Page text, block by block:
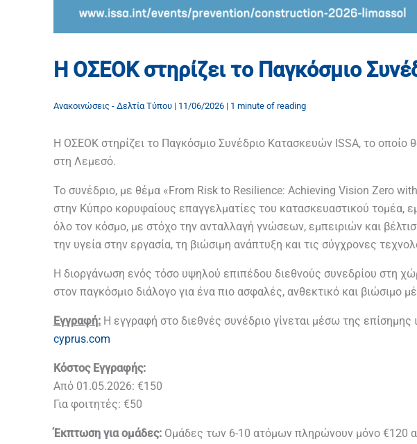
Η ΟΣΕΟΚ στηρίζει το Παγκόσμιο
Ανακοινώσεις - Δελτία Τύπου | 11/06/2026 | 1 minute of reading
Η ΟΣΕΟΚ στηρίζει το Παγκόσμιο Συνέδριο Κατασκευών ISSA, το οποίο
στη Λεμεσό.
Το συνέδριο, με θέμα «From Risk to Resilience: Achieving Vision Zero
στην Κύπρο κορυφαίους επαγγελματίες του κατασκευαστικού τομέα,
όλο τον κόσμο, με στόχο την ανταλλαγή γνώσεων, εμπειριών και
την υγεία στην εργασία, τη βιώσιμη ανάπτυξη και τις σύγχρονες
Η διοργάνωση ενός τόσο υψηλού επιπέδου διεθνούς συνεδρίου στη
στον παγκόσμιο διάλογο για ένα πιο ασφαλές, ανθεκτικό και βιώσιμο
Εγγραφή: Η εγγραφή στο διεθνές συνέδριο γίνεται μέσω της επίσημης
cyprus.com
Κόστος Εγγραφής:
Από 01.05.2026: €150
Για φοιτητές: €50
Έκπτωση για ομάδες: Ομάδες των 6-10 ατόμων πληρώνουν μόνο €120